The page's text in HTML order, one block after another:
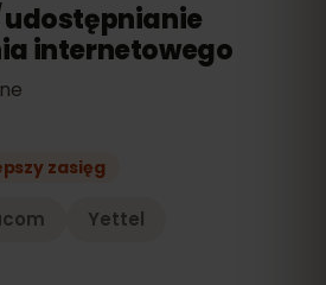
udostępnianie
internetowego
zasięg
Yettel